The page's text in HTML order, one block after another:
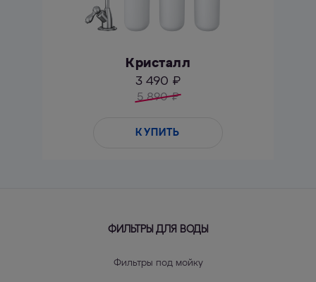
Кристалл
3 490 ₽
5 890 ₽
КУПИТЬ
ФИЛЬТРЫ ДЛЯ ВОДЫ
Фильтры под мойку